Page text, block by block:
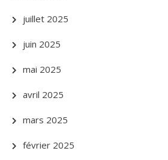
juillet 2025
juin 2025
mai 2025
avril 2025
mars 2025
février 2025